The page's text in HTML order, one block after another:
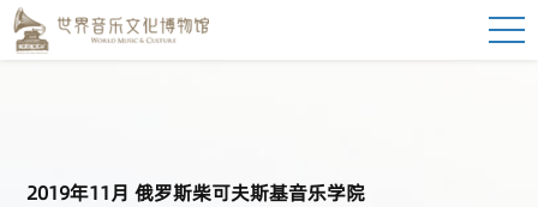
2019年11月 俄罗斯柴可夫斯基音乐学院